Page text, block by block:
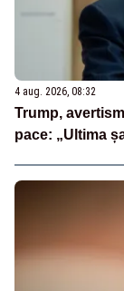
4 aug. 2026, 08:32
Trump,
pace: „Ultima